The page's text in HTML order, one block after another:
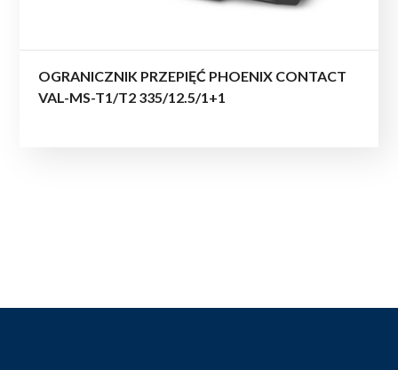
OGRANICZNIK PRZEPIĘĆ PHOENIX CONTACT
VAL-MS-T1/T2 335/12.5/1+1